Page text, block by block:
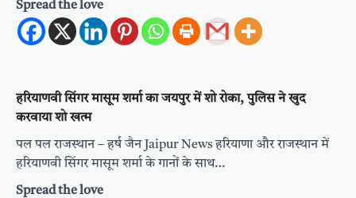
Spread the love
हरियाणवी सिंगर मासूम शर्मा का जयपुर में शो रोका, पुलिस ने खुद
करवाया शो खत्म
पल पल राजस्थान – हर्ष जैन Jaipur News हरियाणा और राजस्थान में
हरियाणवी सिंगर मासूम शर्मा के गानों के साथ…
Spread the love